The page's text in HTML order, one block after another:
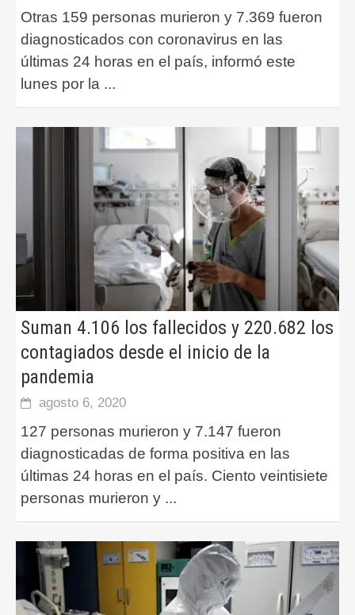
Otras 159 personas murieron y 7.369 fueron
diagnosticados con coronavirus en las
últimas 24 horas en el país, informó este
lunes por la ...
Suman 4.106 los fallecidos y 220.682 los
contagiados desde el inicio de la
pandemia
agosto 6, 2020
127 personas murieron y 7.147 fueron
diagnosticadas de forma positiva en las
últimas 24 horas en el país. Ciento veintisiete
personas murieron y ...